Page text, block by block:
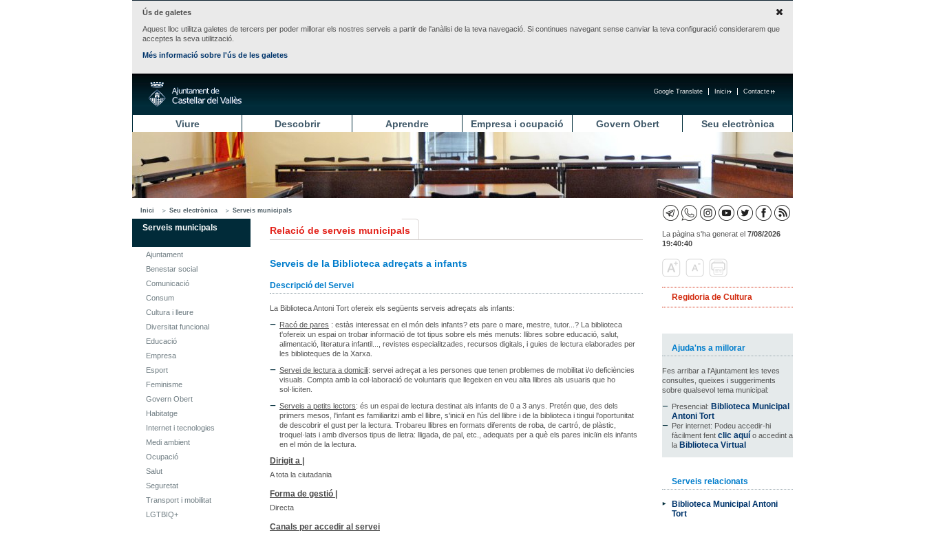
Ús de galetes
Aquest lloc utilitza galetes de tercers per poder millorar els nostres serveis a partir de l'anàlisi de la teva navegació. Si continues navegant sense canviar la teva configuració considerarem que
acceptes la seva utilització.
Més informació sobre l'ús de les galetes
Contacte
Inici
Google Translate
Viure Descobrir Aprendre Empresa i ocupació Govern Obert Seu electrònica
Inici Seu electrònica Serveis municipals
Serveis municipals
Ajuntament
Benestar social
Comunicació
Consum
Cultura i lleure
Diversitat funcional
Educació
Empresa
Esport
Feminisme
Govern Obert
Habitatge
Internet i tecnologies
Medi ambient
Ocupació
Salut
Seguretat
Transport i mobilitat
LGTBIQ+
Relació de serveis municipals La pàgina s'ha generat el 7/08/2026
19:40:40
Serveis de la Biblioteca adreçats a infants
Descripció del Servei
La Biblioteca Antoni Tort ofereix els següents serveis adreçats als infants:
Racó de pares : estàs interessat en el món dels infants? ets pare o mare, mestre, tutor...? La biblioteca
t'ofereix un espai on trobar informació de tot tipus sobre els més menuts: llibres sobre educació, salut,
alimentació, literatura infantil..., revistes especialitzades, recursos digitals, i guies de lectura elaborades per
les biblioteques de la Xarxa.
Servei de lectura a domicili: servei adreçat a les persones que tenen problemes de mobilitat i/o deficiències
visuals. Compta amb la col·laboració de voluntaris que llegeixen en veu alta llibres als usuaris que ho
sol·liciten.
Serveis a petits lectors: és un espai de lectura destinat als infants de 0 a 3 anys. Pretén que, des dels
primers mesos, l'infant es familiaritzi amb el llibre, s'iniciï en l'ús del llibre i de la biblioteca i tingui l'oportunitat
de descobrir el gust per la lectura. Trobareu llibres en formats diferents de roba, de cartró, de plàstic,
troquel·lats i amb diversos tipus de lletra: lligada, de pal, etc., adequats per a què els pares iniciïn els infants
en el món de la lectura.
Dirigit a |
A tota la ciutadania
Forma de gestió |
Directa
Canals per accedir al servei
Regidoria de Cultura
Ajuda'ns a millorar
Fes arribar a l'Ajuntament les teves
consultes, queixes i suggeriments
sobre qualsevol tema municipal:
Presencial: Biblioteca Municipal
Antoni Tort
Per internet: Podeu accedir-hi
fàcilment fent clic aquí o accedint a
la Biblioteca Virtual
Serveis relacionats
Biblioteca Municipal Antoni
Tort